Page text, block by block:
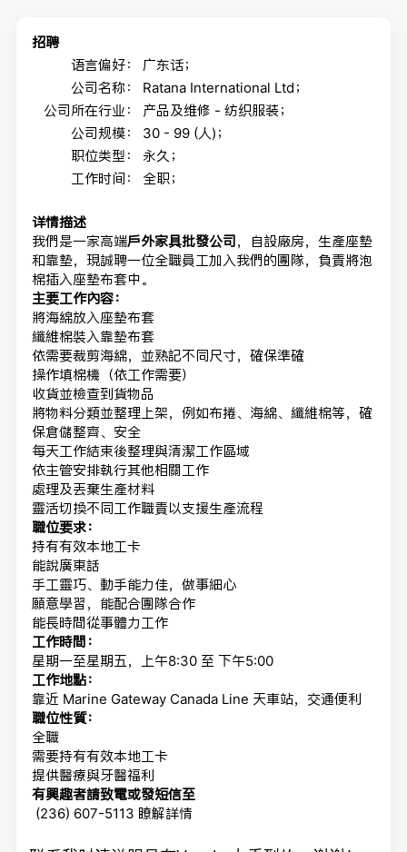
招聘
语言偏好：
广东话；
公司名称：
Ratana International Ltd；
公司所在行业：
产品及维修 - 纺织服装；
公司规模：
30 - 99 (人)；
职位类型：
永久；
工作时间：
全职；
详情描述
我們是一家高端戶外家具批發公司，自設廠房，生產座墊
和靠墊，現誠聘一位全職員工加入我們的團隊，負責將泡
棉插入座墊布套中。
主要工作內容：
將海綿放入座墊布套
纖維棉裝入靠墊布套
依需要裁剪海綿，並熟記不同尺寸，確保準確
操作填棉機（依工作需要）
收貨並檢查到貨物品
將物料分類並整理上架，例如布捲、海綿、纖維棉等，確
保倉儲整齊、安全
每天工作結束後整理與清潔工作區域
依主管安排執行其他相關工作
處理及丟棄生產材料
靈活切換不同工作職責以支援生產流程
職位要求：
持有有效本地工卡
能說廣東話
手工靈巧、動手能力佳，做事細心
願意學習，能配合團隊合作
能長時間從事體力工作
工作時間：
星期一至星期五，上午8:30 至 下午5:00
工作地點：
靠近 Marine Gateway Canada Line 天車站，交通便利
職位性質：
全職
需要持有有效本地工卡
提供醫療與牙醫福利
有興趣者請致電或發短信至
(236) 607-5113 瞭解詳情